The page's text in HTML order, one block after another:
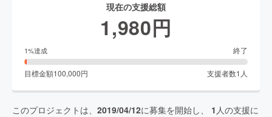
現在の支援総額
1,980円
1%達成 終了
目標金額100,000円 支援者数1 人
このプロジェクトは、 2019/04/12に募集を開始し、 1 人の支援に